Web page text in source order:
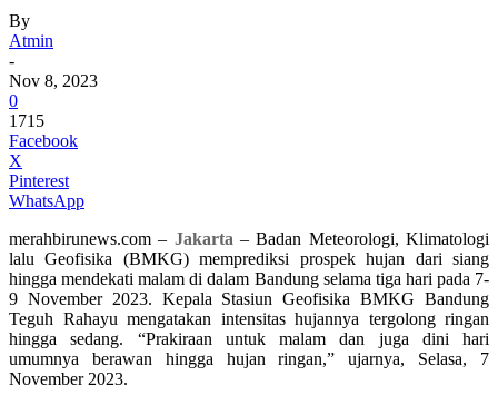
By
Atmin
-
Nov 8, 2023
0
1715
Facebook
X
Pinterest
WhatsApp
merahbirunews.com – Jakarta – Badan Meteorologi, Klimatologi
lalu Geofisika (BMKG) memprediksi prospek hujan dari siang
hingga mendekati malam di dalam Bandung selama tiga hari pada 7-
9 November 2023. Kepala Stasiun Geofisika BMKG Bandung
Teguh Rahayu mengatakan intensitas hujannya tergolong ringan
hingga sedang. “Prakiraan untuk malam dan juga dini hari
umumnya berawan hingga hujan ringan,” ujarnya, Selasa, 7
November 2023.